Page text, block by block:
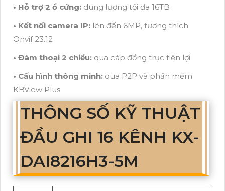
• Hỗ trợ 2 ổ cứng: dung lượng tối đa 16TB
• Kết nối camera IP: lên đến 6MP, tương thích
Onvif 23.12
• Đàm thoại 2 chiều: qua cáp đồng trục tiện lợi
• Cấu hình thông minh: qua P2P và phần mềm
KBView Plus
THÔNG SỐ KỸ THUẬT
ĐẦU GHI 16 KÊNH KX-
DAI8216H3-5M